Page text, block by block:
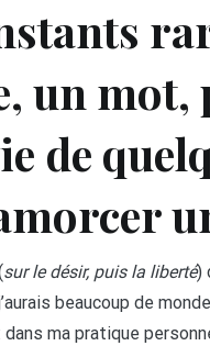
un
de
sur le désir, puis la liberté)
beaucoup de
dans ma pratique